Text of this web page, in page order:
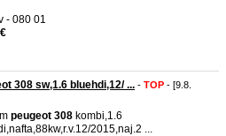
- 080 01
308 sw,1.6 bluehdi,12/ ... - TOP - [9.8.
peugeot 308 kombi,1.6
2015,naj.2 ...